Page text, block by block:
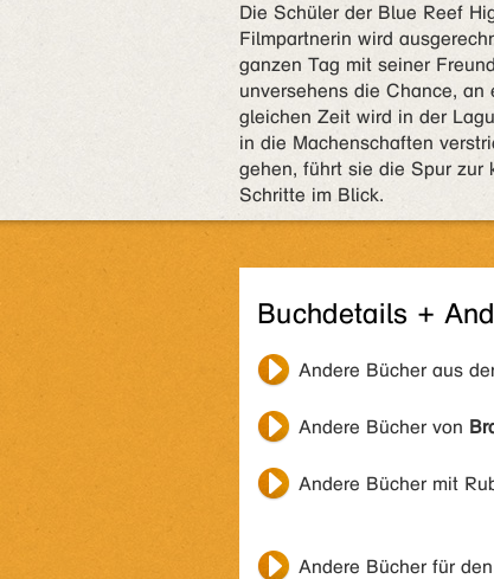
Die Schüler der Blue Reef
Filmpartnerin wird
ganzen Tag mit seiner
unversehens die Chance,
gleichen Zeit wird in der
in die Machenschaften
gehen, führt sie die Spur
Schritte im Blick.
Buchdetails +
Andere Bücher aus
Andere Bücher von
Andere Bücher mit
Andere Bücher für